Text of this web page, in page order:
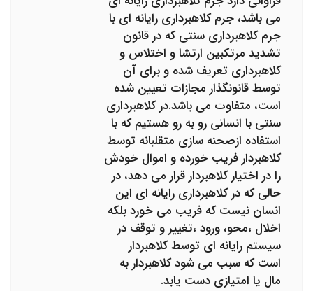
می باشد، جرم کلاهبرداری رایانه ای با
جرم کلاهبرداری سنتی که در قانون
تشدید مرتکبین ارتشا و اختلاس و
کلاهبرداری تعریف شده و برای آن
توسط قانونگذار مجازات تعیین شده
است، متفاوت می باشد.در کلاهبرداری
سنتی با انسانی رو به رو هستیم که با
استفاده ازصحنه سازی متقلبانه توسط
کلاهبردار فریب خورده و اموال خودش
را در اختیار کلاهبردار قرار می دهد، در
حالی که در کلاهبرداری رایانه ای این
انسان نیست که فریب می خورد بلکه
اخلال ،محو، ورود ،تغییر و توقف در
سیستم رایانه ای توسط کلاهبردار
است که سبب می شود کلاهبردار به
مال یا امتیازی دست یابد.